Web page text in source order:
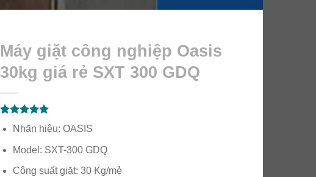
Máy giặt công nghiệp Oasis
30kg giá rẻ SXT 300 GDQ
5.00 trên 5
dựa trên
Nhãn hiệu: OASIS
Model: SXT-300 GDQ
Công suất giặt: 30 Kg/mẻ